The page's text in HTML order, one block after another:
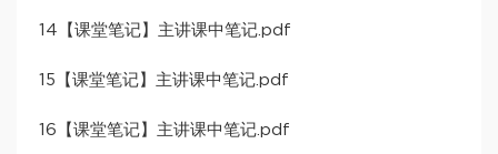
14【课堂笔记】主讲课中笔记.pdf
15【课堂笔记】主讲课中笔记.pdf
16【课堂笔记】主讲课中笔记.pdf